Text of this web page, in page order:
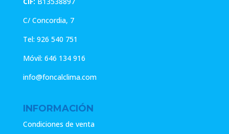
C/ Concordia, 7
Tel: 926 540 751
Móvil: 646 134 916
info@foncalclima.com
INFORMACIÓN
Condiciones de venta